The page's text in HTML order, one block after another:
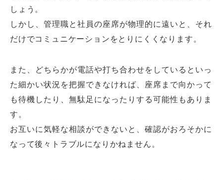
しょう。
しかし、管理職と社員の座席が物理的に遠いと、それ
だけでコミュニケーションをとりにくくなります。
また、どちらかが電話や打ち合わせをしているといっ
た細かい状況を把握できなければ、座席まで向かって
も待機したり、無駄足になったりする可能性もありま
す。
お互いに気軽な相談ができないと、確認がおろそかに
なって後々トラブルになりかねません。